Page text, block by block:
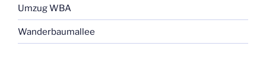
Umzug WBA
Wanderbaumallee